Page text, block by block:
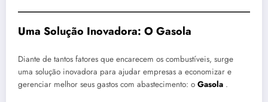
Uma Solução Inovadora: O Gasola
Diante de tantos fatores que encarecem os combustíveis, surge
uma solução inovadora para ajudar empresas a economizar e
gerenciar melhor seus gastos com abastecimento: o Gasola .